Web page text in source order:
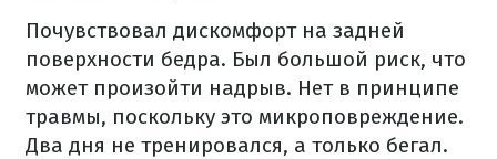
Почувствовал дискомфорт на задней
поверхности бедра. Был большой риск, что
может произойти надрыв. Нет в принципе
травмы, поскольку это микроповреждение.
Два дня не тренировался, а только бегал.